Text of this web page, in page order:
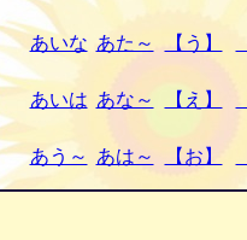
あいな あた～ 【う】
あいは あな～ 【え】
あう～ あは～ 【お】